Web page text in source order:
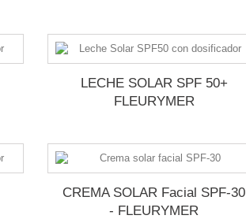
LECHE SOLAR SPF 50+
FLEURYMER
CREMA SOLAR Facial SPF-30
- FLEURYMER